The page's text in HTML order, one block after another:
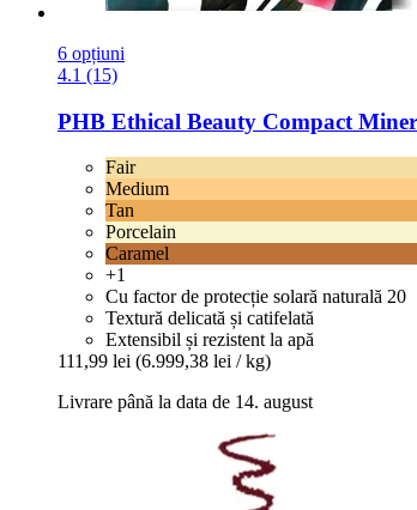
6 opțiuni
4.1 (15)
PHB Ethical Beauty Compact
Fair
Medium
Tan
Porcelain
Caramel
+1
Cu factor de protecție solară naturală 20
Textură delicată și catifelată
Extensibil și rezistent la apă
111,99 lei (6.999,38 lei / kg)
Livrare până la data de 14. august